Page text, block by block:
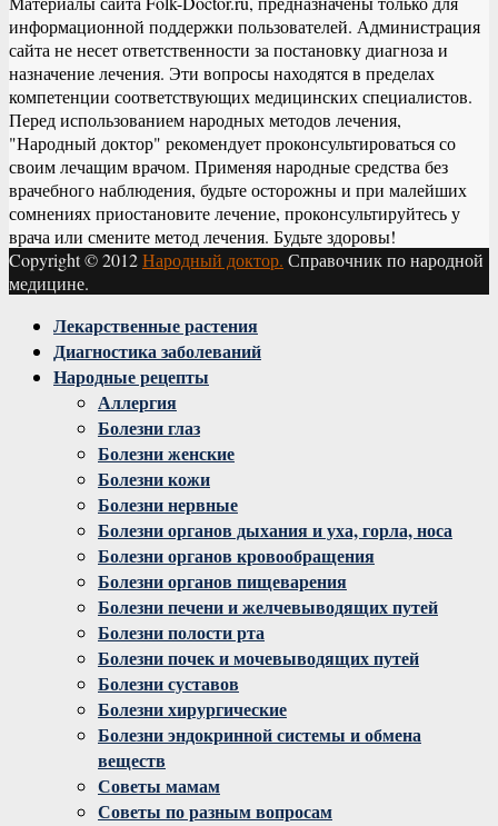
информационной поддержки пользователей. Администрация
сайта не несет ответственности за постановку диагноза и
назначение лечения. Эти вопросы находятся в пределах
компетенции соответствующих медицинских специалистов.
Перед использованием народных методов лечения,
"Народный доктор" рекомендует проконсультироваться со
своим лечащим врачом. Применяя народные средства без
врачебного наблюдения, будьте осторожны и при малейших
сомнениях приостановите лечение, проконсультируйтесь у
врача или смените метод лечения. Будьте здоровы!
Copyright © 2012Народный доктор. Справочник по народной
медицине.
Facebook
Twitter
Instagram
YoutubeЛекарственные растения
Диагностика заболеваний
Народные рецепты
Аллергия
Болезни глаз
Болезни женские
Болезни кожи
Болезни нервные
Болезни органов дыхания и уха, горла, носа
Болезни органов кровообращения
Болезни органов пищеварения
Болезни печени и желчевыводящих путей
Болезни полости рта
Болезни почек и мочевыводящих путей
Болезни суставов
Болезни хирургические
Болезни эндокринной системы и обмена
веществ
Советы мамам
Советы по разным вопросам